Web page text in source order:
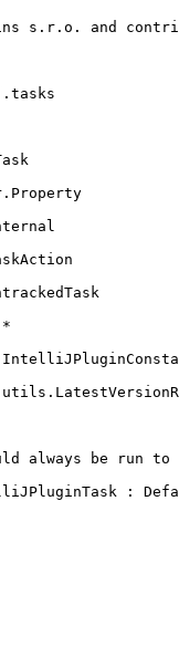
s.r.o. and
*
always be run
: